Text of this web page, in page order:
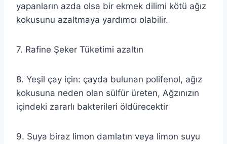
yapanların azda olsa bir ekmek dilimi kötü ağız
kokusunu azaltmaya yardımcı olabilir.
7. Rafine Şeker Tüketimi azaltın
8. Yeşil çay için: çayda bulunan polifenol, ağız
kokusuna neden olan sülfür üreten, Ağzınızın
içindeki zararlı bakterileri öldürecektir
9. Suya biraz limon damlatın veya limon suyu